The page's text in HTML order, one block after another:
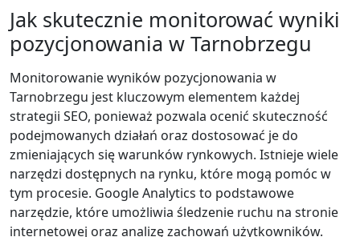
Jak skutecznie monitorować wyniki
pozycjonowania w Tarnobrzegu
Monitorowanie wyników pozycjonowania w
Tarnobrzegu jest kluczowym elementem każdej
strategii SEO, ponieważ pozwala ocenić skuteczność
podejmowanych działań oraz dostosować je do
zmieniających się warunków rynkowych. Istnieje wiele
narzędzi dostępnych na rynku, które mogą pomóc w
tym procesie. Google Analytics to podstawowe
narzędzie, które umożliwia śledzenie ruchu na stronie
internetowej oraz analizę zachowań użytkowników.